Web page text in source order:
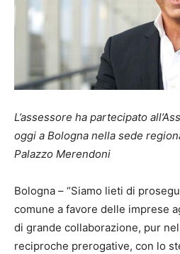
L’assessore ha partecipato
oggi a Bologna nella sede
Palazzo Merendoni
Bologna – “Siamo lieti di
comune a favore delle imprese
di grande collaborazione, pur
reciproche prerogative, con lo